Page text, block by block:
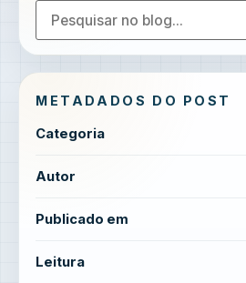
METADADOS DO POST
Categoria
Autor
Publicado em
Leitura